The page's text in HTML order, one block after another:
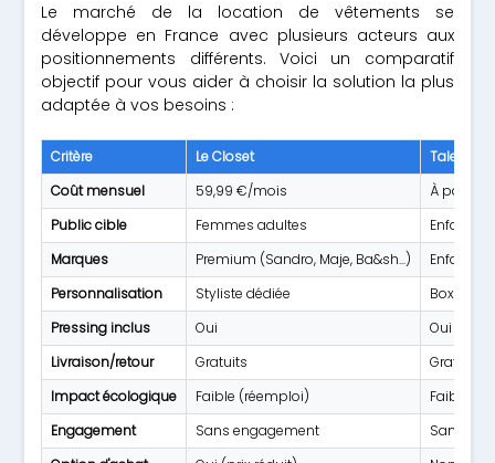
Le marché de la location de vêtements se
développe en France avec plusieurs acteurs aux
positionnements différents. Voici un comparatif
objectif pour vous aider à choisir la solution la plus
adaptée à vos besoins :
Critère Le Closet
Tale Me
Coût mensuel
59,99 €/mois
À partir
Public cible
Femmes adultes
Enfants
Marques
Premium (Sandro, Maje, Ba&sh...)
Enfant
Personnalisation
Styliste dédiée
Box
Pressing inclus
Oui
Oui
Livraison/retour
Gratuits
Gratuits
Impact écologique
Faible (réemploi)
Faible
Engagement
Sans engagement
Sans